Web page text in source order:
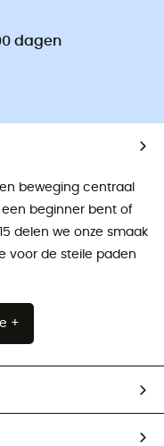
dagen
beweging centraal
beginner bent of
delen we onze smaak
voor de steile paden
+